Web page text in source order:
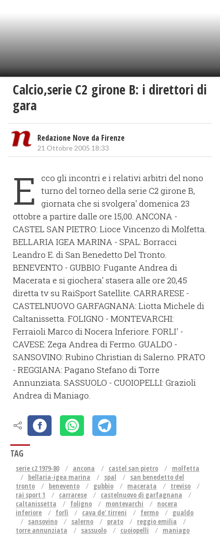
Calcio,serie C2 girone B: i direttori di
gara
Redazione Nove da Firenze
21 Ottobre 2005 18:33
E
cco gli incontri e i relativi arbitri del nono
turno del torneo della serie C2 girone B,
giornata che si svolgera' domenica 23
ottobre a partire dalle ore 15,00. ANCONA -
CASTEL SAN PIETRO: Lioce Vincenzo di Molfetta.
BELLARIA IGEA MARINA - SPAL: Borracci
Leandro E. di San Benedetto Del Tronto.
BENEVENTO - GUBBIO: Fugante Andrea di
Macerata e si giochera' stasera alle ore 20,45
diretta tv su RaiSport Satellite. CARRARESE -
CASTELNUOVO GARFAGNANA: Liotta Michele di
Caltanissetta. FOLIGNO - MONTEVARCHI:
Ferraioli Marco di Nocera Inferiore. FORLI' -
CAVESE: Zega Andrea di Fermo. GUALDO -
SANSOVINO: Rubino Christian di Salerno. PRATO
- REGGIANA: Pagano Stefano di Torre
Annunziata. SASSUOLO - CUOIOPELLI: Grazioli
Andrea di Maniago.
TAG
serie c2 1979-80 ancona castel san pietro
molfetta
bellaria-igea marina
spal
san benedetto del
tronto
benevento gubbio macerata
treviso
rai sport 1
carrarese
castelnuovo di garfagnana
caltanissetta
foligno montevarchi
nocera
inferiore
forlì cava de' tirreni fermo
gualdo
sansovino
salerno prato
reggio emilia
torre annunziata
sassuolo cuoiopelli maniago